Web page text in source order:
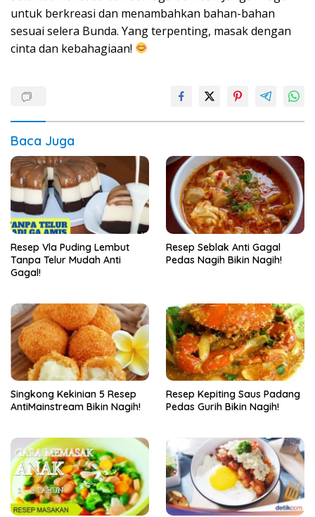
untuk berkreasi dan menambahkan bahan-bahan
sesuai selera Bunda. Yang terpenting, masak dengan
cinta dan kebahagiaan!
Baca Juga
Resep Vla Puding Lembut
Tanpa Telur Mudah Anti
Gagal!
Resep Seblak Anti Gagal
Pedas Nagih Bikin Nagih!
Singkong Kekinian 5 Resep
AntiMainstream Bikin Nagih!
Resep Kepiting Saus Padang
Pedas Gurih Bikin Nagih!